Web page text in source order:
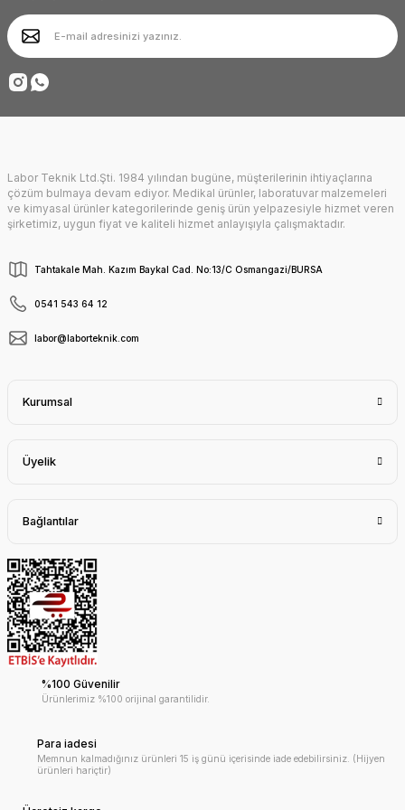
Ürün fiyatı diğer sitelerden daha pahalı.
Bu ürüne benzer farklı alternatifler olmalı.
Gönder
Deneyimini Paylaş
Labor Teknik Ltd.Şti. 1984 yılından bugüne, müşterilerinin ihtiyaçlarına
çözüm bulmaya devam ediyor. Medikal ürünler, laboratuvar malzemeleri
ve kimyasal ürünler kategorilerinde geniş ürün yelpazesiyle hizmet veren
şirketimiz, uygun fiyat ve kaliteli hizmet anlayışıyla çalışmaktadır.
Tahtakale Mah. Kazım Baykal Cad. No:13/C Osmangazi/BURSA
0541 543 64 12
labor@laborteknik.com
Kurumsal
Üyelik
Bağlantılar
%100 Güvenilir
Ürünlerimiz %100 orijinal garantilidir.
Para iadesi
Memnun kalmadığınız ürünleri 15 iş günü içerisinde iade edebilirsiniz. (Hijyen
ürünleri hariçtir)